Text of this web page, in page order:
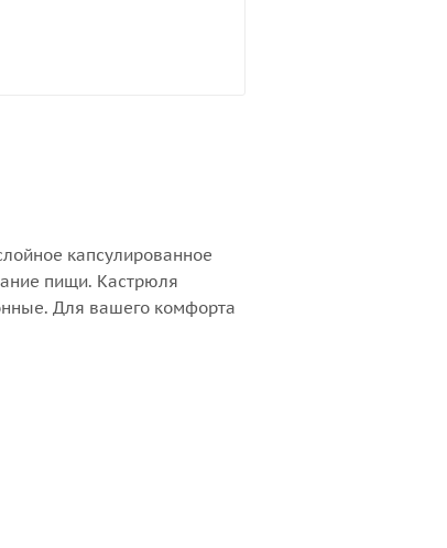
капсулированное
пищи. Кастрюля
Для вашего комфорта